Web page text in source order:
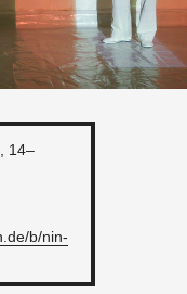
14–
​b/​nin-​